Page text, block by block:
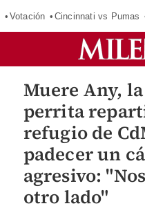
Votación Cincinnati vs Pumas
Muere Any,
perrita
refugio de
padecer un
agresivo:
otro lado"